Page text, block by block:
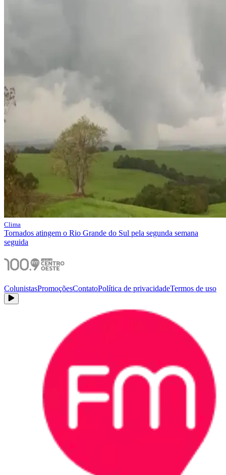
Clima
Tornados atingem o Rio Grande do Sul pela segunda semana
seguida
ColunistasPromoçõesContatoPolítica de privacidadeTermos de uso